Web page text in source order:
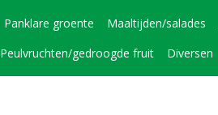
Panklare groente Maaltijden/salades
Peulvruchten/gedroogde fruit Diversen